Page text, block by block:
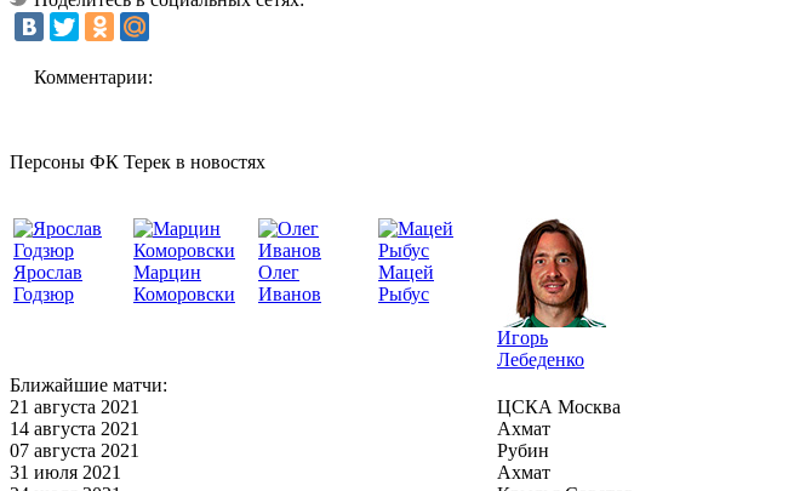
Комментарии:
Персоны ФК Терек в новостях
Ярослав
Годзюр
Марцин
Коморовски
Олег
Иванов
Мацей
Рыбус
Игорь
Лебеденко
Ближайшие матчи:
21 августа 2021
ЦСКА Москва
14 августа 2021
Ахмат
07 августа 2021
Рубин
31 июля 2021
Ахмат